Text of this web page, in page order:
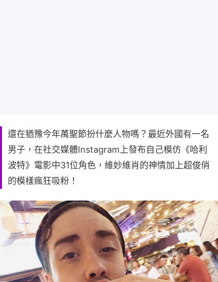
還在猶豫今年萬聖節扮什麼人物嗎？最近外國有一名
男子，在社交媒體Instagram上發布自己模仿《哈利
波特》電影中31位角色，維妙維肖的神情加上超俊俏
的模樣瘋狂吸粉！